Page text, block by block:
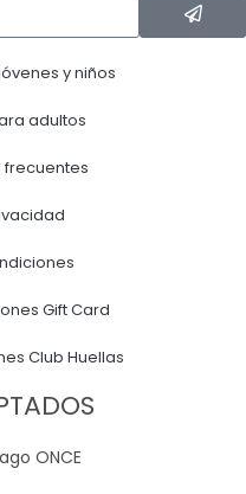
y niños
adultos
frecuentes
Gift Card
Club Huellas